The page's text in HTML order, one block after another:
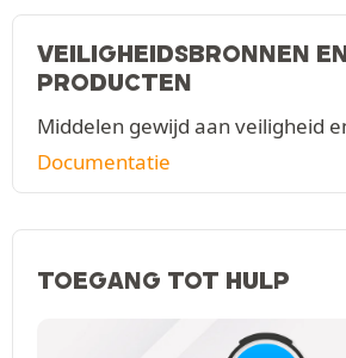
VEILIGHEIDSBRONNEN
PRODUCTEN
Middelen gewijd aan veiligheid
Documentatie
TOEGANG TOT HULP